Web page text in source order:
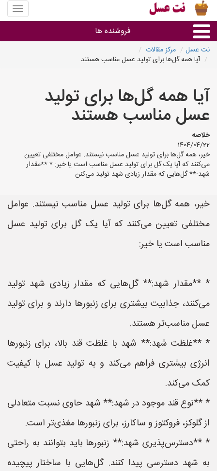
منوی
سایت
عسل
فروشنده ها
گروه ها
استان ها
نت عسل
مرکز مقالات
آیا همه گل‌ها برای تولید عسل مناسب هستند
آیا همه گل‌ها برای تولید
عسل مناسب هستند
خلاصه
1404/04/22
خیر، همه گل‌ها برای تولید عسل مناسب نیستند. عوامل مختلفی تعیین
می‌کنند که آیا یک گل برای تولید عسل مناسب است یا خیر: * **مقدار
شهد:** گل‌هایی که مقدار زیادی شهد تولید می‌کنن
خیر، همه گل‌ها برای تولید عسل مناسب نیستند. عوامل
مختلفی تعیین می‌کنند که آیا یک گل برای تولید عسل
مناسب است یا خیر:
* **مقدار شهد:** گل‌هایی که مقدار زیادی شهد تولید
می‌کنند، جذابیت بیشتری برای زنبورها دارند و برای تولید
عسل مناسب‌تر هستند.
* **غلظت شهد:** شهد با غلظت قند بالا، برای زنبورها
انرژی بیشتری فراهم می‌کند و به تولید عسل با کیفیت
کمک می‌کند.
* **نوع قند موجود در شهد:** شهد حاوی نسبت متعادلی
از گلوکز، فروکتوز و ساکارز، برای زنبورها مغذی‌تر است.
* **دسترس‌پذیری شهد:** زنبورها باید بتوانند به راحتی
به شهد دسترسی پیدا کنند. گل‌هایی با ساختار پیچیده